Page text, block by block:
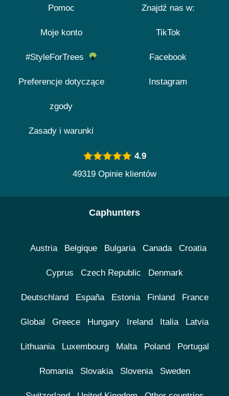
Pomoc
Moje konto
#StyleForTrees
Preferencje dotyczące
zgody
Zasady i warunki
Znajdź nas w:
TikTok
Facebook
Instagram
4.9
49319 Opinie klientów
Caphunters
Austria Belgique Bulgaria Canada Croatia
Cyprus Czech Republic Denmark
Deutschland España Estonia Finland France
Global Greece Hungary Ireland Italia Latvia
Lithuania Luxembourg Malta Poland Portugal
Romania Slovakia Slovenia Sweden